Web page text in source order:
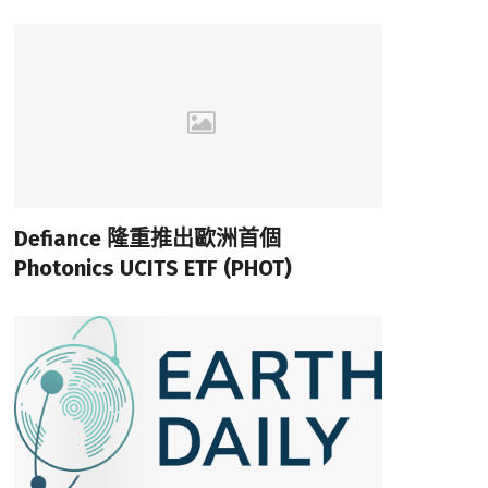
Defiance 隆重推出歐洲首個
Photonics UCITS ETF (PHOT)